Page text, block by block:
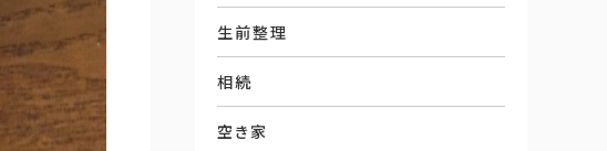
生前整理
相続
空き家